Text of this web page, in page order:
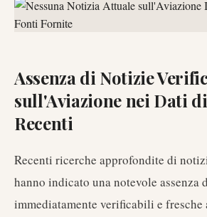
Assenza di Notizie
sull'Aviazione nei Dati
Recenti
Recenti ricerche approfondite di
hanno indicato una notevole assenza
immediatamente verificabili e fresche